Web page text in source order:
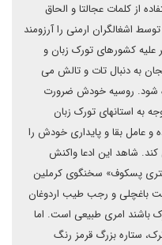
از کلمات عجالتا و الحاق
اشغالگران ارمنی را آرزومند
علیه کشورهای تورک زبان و
به دنبال تات و تالش می
شود. روسیه خودش ضرورت
به استانهای تورک زبان
و عامل بقا و پایداری خودش را
کند. شاهد این ادعا واکنش
پسکوف» سخنگوی کرملین
باغچلی و رجب طیب اردوغان
باشند امری طبیعی است. اما
ستاره بزرگ قرمز رنگ